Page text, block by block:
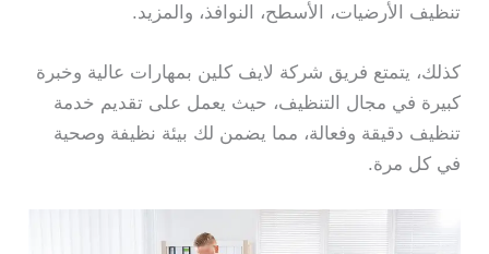
تنظيف الأرضيات، الأسطح، النوافذ، والمزيد.
كذلك، يتمتع فريق شركة لايف كلين بمهارات عالية وخبرة
كبيرة في مجال التنظيف، حيث يعمل على تقديم خدمة
تنظيف دقيقة وفعالة، مما يضمن لك بيئة نظيفة وصحية
في كل مرة.